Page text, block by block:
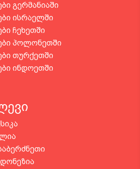
გერმანიაში
ისრაელში
ჩეხეთში
პოლონეთში
თურქეთში
ინდოეთში